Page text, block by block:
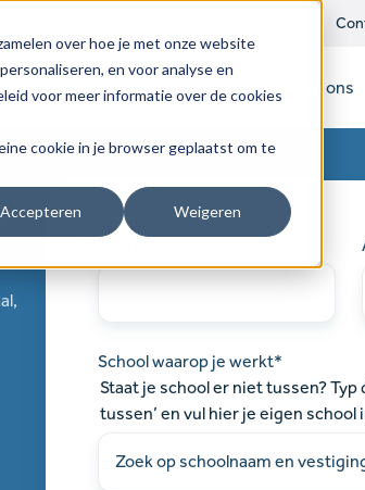
over hoe je met onze website
en voor analyse en
voor meer informatie over de cookies
cookie in je browser geplaatst om te
Accepteren Weigeren
met Bestellen Support Over ons
School waarop je werkt*
Staat je school er niet tussen? Typ
tussen’ en vul hier je eigen school